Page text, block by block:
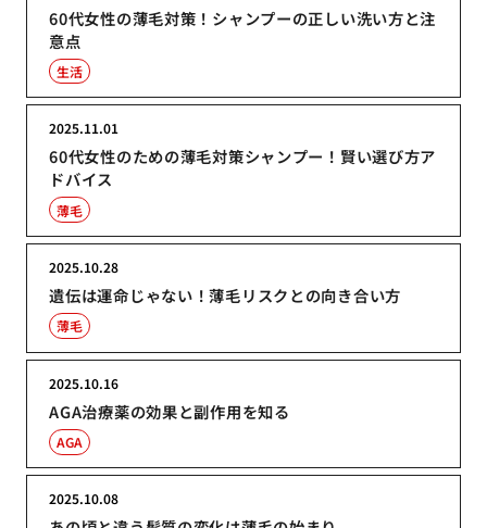
60代女性の薄毛対策！シャンプーの正しい洗い方と注
意点
生活
60代女性のための薄毛対策シャンプー！賢い選び方ア
ドバイス
2025.11.01
薄毛
遺伝は運命じゃない！薄毛リスクとの向き合い方
2025.10.28
薄毛
AGA治療薬の効果と副作用を知る
2025.10.16
AGA
2025.10.08